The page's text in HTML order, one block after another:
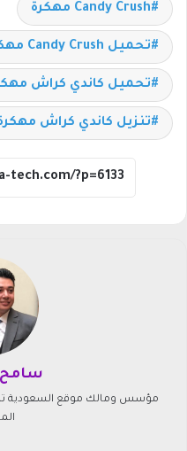
Candy Crush مهكرة
تحميل Candy Crush مهكرة
تحميل كاندي كراش
تنزيل كاندي كراش مهكرة
مؤسس ومالك موقع السعودية